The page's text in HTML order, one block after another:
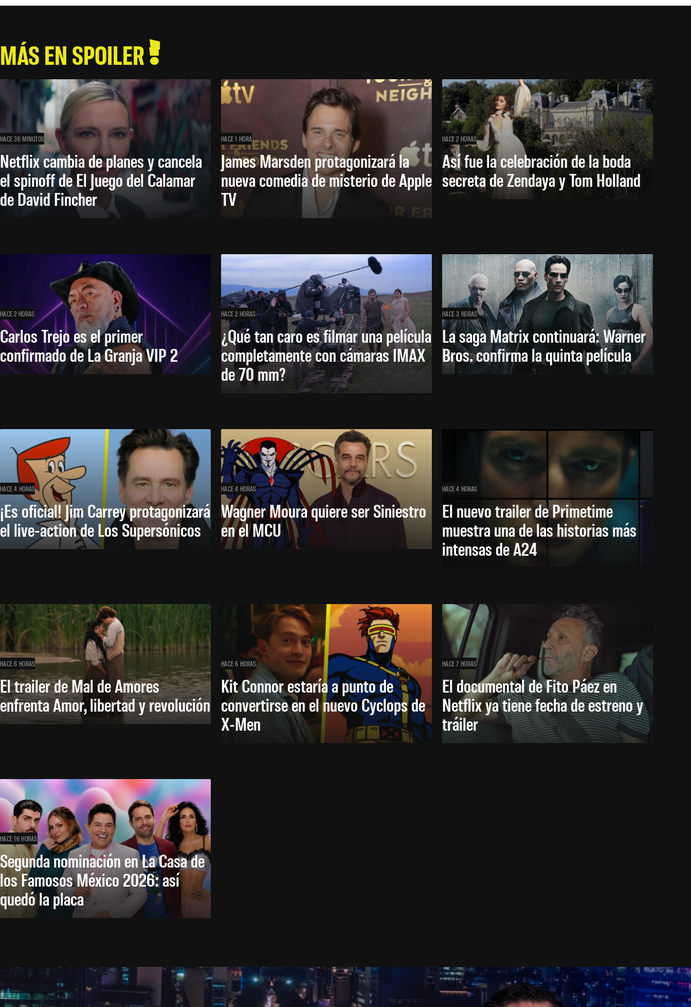
MÁS EN SPOILER
HACE 36 MINUTOS
Netflix cambia de planes y cancela
el spinoff de El Juego del Calamar
de David Fincher
HACE 1 HORA
James Marsden protagonizará la
nueva comedia de misterio de Apple
TV
HACE 2 HORAS
Así fue la celebración de la boda
secreta de Zendaya y Tom Holland
HACE 2 HORAS
Carlos Trejo es el primer
confirmado de La Granja VIP 2
HACE 2 HORAS
¿Qué tan caro es filmar una película
completamente con cámaras IMAX
de 70 mm?
HACE 3 HORAS
La saga Matrix continuará: Warner
Bros. confirma la quinta película
HACE 4 HORAS
¡Es oficial! Jim Carrey protagonizará
el live-action de Los Supersónicos
HACE 4 HORAS
Wagner Moura quiere ser Siniestro
en el MCU
HACE 4 HORAS
El nuevo trailer de Primetime
muestra una de las historias más
intensas de A24
HACE 6 HORAS
El trailer de Mal de Amores
enfrenta Amor, libertad y revolución
HACE 6 HORAS
Kit Connor estaría a punto de
convertirse en el nuevo Cyclops de
X-Men
HACE 7 HORAS
El documental de Fito Páez en
Netflix ya tiene fecha de estreno y
tráiler
HACE 16 HORAS
Segunda nominación en La Casa de
los Famosos México 2026: así
quedó la placa